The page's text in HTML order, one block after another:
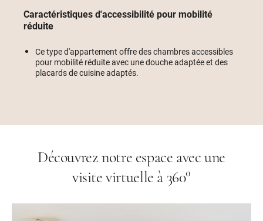
Caractéristiques d'accessibilité pour mobilité
réduite
Ce type d'appartement offre des chambres accessibles
pour mobilité réduite avec une douche adaptée et des
placards de cuisine adaptés.
Découvrez notre espace avec une
visite virtuelle à 360°